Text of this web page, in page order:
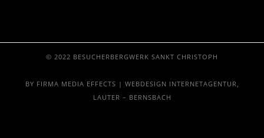
© 2022 BESUCHERBERGWERK SANKT CHRISTOPH
BY FIRMA MEDIA EFFECTS | WEBDESIGN INTERNETAGENTUR,
LAUTER – BERNSBACH